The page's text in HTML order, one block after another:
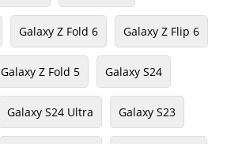
Galaxy Z Fold 6 Galaxy Z Flip 6
Galaxy Z Fold 5 Galaxy S24
Galaxy S24 Ultra Galaxy S23